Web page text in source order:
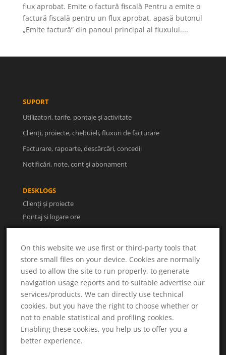
flux aprobat. Emite o factură fiscală Pentru a emite o
factură fiscală pentru un flux aprobat, apasă butonul
„Emite factură” din panoul principal al fluxului....
SUPORT
Utilizatori, tarife, pontaje și activitate
Clienți, proiecte, cheltuieli, fluxuri de facturare
Facturare, rapoarte, descărcări, concedii
Notificări, note, cont și abonament
DESKLOGS
Clienți și proiecte
Pontaj și logare ore
Facturi și rapoarte
Utilizatori și concedii
UTILE
Despre noi
Termeni și condiții
Politica de confidențialitate
Soluționarea litigiilor
On this website we use first or third-party tools that
store small files on your device. Cookies are normally
used to allow the site to run properly, to generate
navigation usage reports and to suitable advertise our
services/products. We can directly use technical
cookies, but you have the right to choose whether or
not to enable statistical and profiling cookies.
Enabling these cookies, you help us to offer you a
better experience.